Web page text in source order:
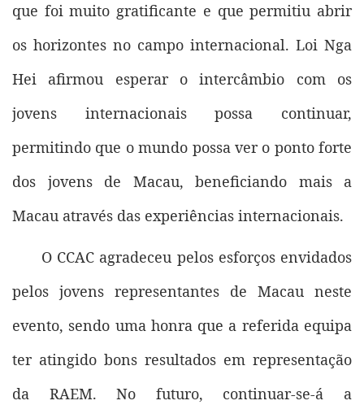
que foi muito gratificante e que permitiu abrir
os horizontes no campo internacional. Loi Nga
Hei afirmou esperar o intercâmbio com os
jovens internacionais possa continuar,
permitindo que o mundo possa ver o ponto forte
dos jovens de Macau, beneficiando mais a
Macau através das experiências internacionais.
O CCAC agradeceu pelos esforços envidados
pelos jovens representantes de Macau neste
evento, sendo uma honra que a referida equipa
ter atingido bons resultados em representação
da RAEM. No futuro, continuar-se-á a